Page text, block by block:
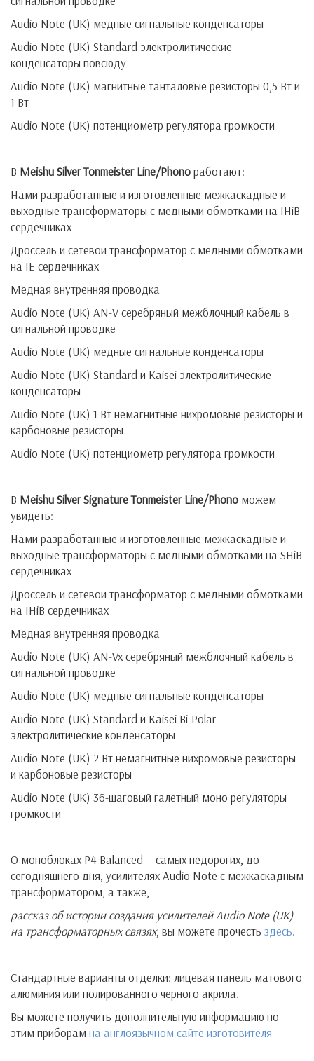
Audio Note (UK) медные сигнальные конденсаторы
Audio Note (UK) Standard электролитические
конденсаторы повсюду
Audio Note (UK) магнитные танталовые резисторы 0,5 Вт и
1 Вт
Audio Note (UK) потенциометр регулятора громкости
В MeishuSilverTonmeister Line/Phonoработают:
Нами разработанные и изготовленные межкаскадные и
выходные трансформаторы с медными обмотками на IHiB
сердечниках
Дроссель и сетевой трансформатор с медными обмотками
на IE сердечниках
Медная внутренняя проводка
Audio Note (UK) AN-V серебряный межблочный кабель в
сигнальной проводке
Audio Note (UK) медные сигнальные конденсаторы
Audio Note (UK) Standard и Kaisei электролитические
конденсаторы
Audio Note (UK) 1 Вт немагнитные нихромовые резисторы и
карбоновые резисторы
Audio Note (UK) потенциометр регулятора громкости
В MeishuSilverSignatureTonmeister Line/Phono можем
увидеть:
Нами разработанные и изготовленные межкаскадные и
выходные трансформаторы с медными обмотками на SHiB
сердечниках
Дроссель и сетевой трансформатор с медными обмотками
на IHiB сердечниках
Медная внутренняя проводка
Audio Note (UK) AN-Vx серебряный межблочный кабель в
сигнальной проводке
Audio Note (UK) медные сигнальные конденсаторы
Audio Note (UK) Standard и Kaisei Bi-Polar
электролитические конденсаторы
Audio Note (UK) 2 Вт немагнитные нихромовые резисторы
и карбоновые резисторы
Audio Note (UK) 36-шаговый галетный моно регуляторы
громкости
О моноблоках P4 Balanced — самых недорогих, до
сегодняшнего дня, усилителях Audio Note с межкаскадным
трансформатором, а также,
рассказ об истории создания усилителей Audio Note (UK)
на трансформаторных связях, вы можете прочесть здесь.
Стандартные варианты отделки: лицевая панель матового
алюминия или полированного черного акрила.
Вы можете получить дополнительную информацию по
этим приборам на англоязычном сайте изготовителя